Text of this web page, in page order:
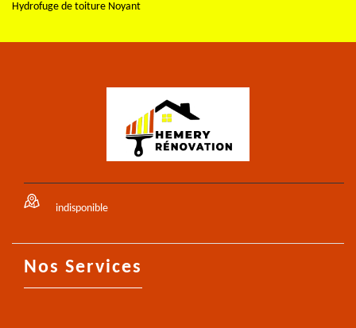
Hydrofuge de toiture Noyant
indisponible
Nos Services